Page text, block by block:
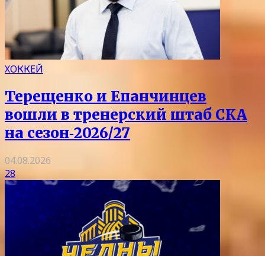
ХОККЕЙ
Терещенко и Епанчинцев
вошли в тренерский штаб СКА
на сезон‑2026/27
04.08.2026
28